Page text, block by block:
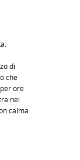
di
che
ore
nel
calma